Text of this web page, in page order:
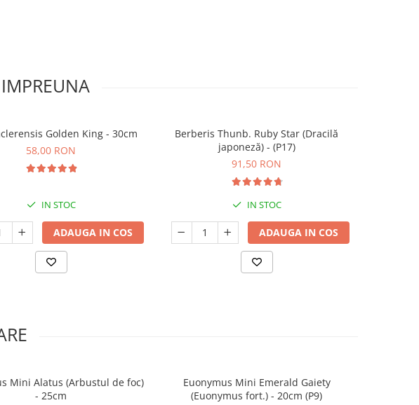
Golden King - 30cm
58,00 RON
IN STOC
ADAUGA IN COS
Berberis Thunb. Ruby Star (Dracilă
japoneză) - (P17)
91,50 RON
IN STOC
ADAUGA IN COS
Mini Alatus (Arbustul de foc)
- 25cm
Euonymus Mini Emerald Gaiety
(Euonymus fort.) - 20cm (P9)